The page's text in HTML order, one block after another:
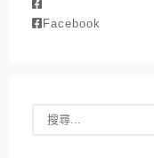
Facebook